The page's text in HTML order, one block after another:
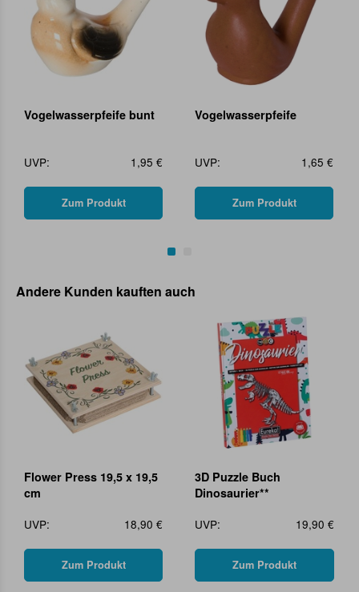
Vogelwasserpfeife bunt
UVP: 1,95 €
Zum Produkt
Vogelwasserpfeife
UVP: 1,65 €
Zum Produkt
Andere Kunden kauften auch
Flower Press 19,5 x 19,5
cm
UVP:
18,90 €
Zum Produkt
3D Puzzle Buch
Dinosaurier**
UVP:
19,90 €
Zum Produkt